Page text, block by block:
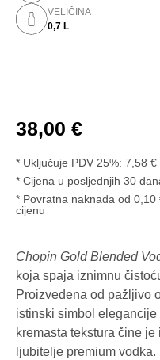
VELIČINA
0,7 L
38,00 €
* Uključuje PDV 25%: 7,58 €
Cijena u posljednjih 30
* Povratna naknada od
cijenu
Chopin Gold Blended
koja spaja iznimnu
Proizvedena od pažljivo
istinski simbol
kremasta tekstura čine
ljubitelje premium vodka.